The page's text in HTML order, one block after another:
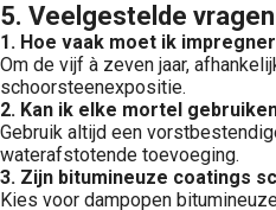
5. Veelgestelde vragen
1. Hoe vaak moet ik
Om de vijf à zeven jaar,
schoorsteenexpositie.
2. Kan ik elke mortel
Gebruik altijd een
waterafstotende toevoeging.
3. Zijn bitumineuze coatings
Kies voor dampopen